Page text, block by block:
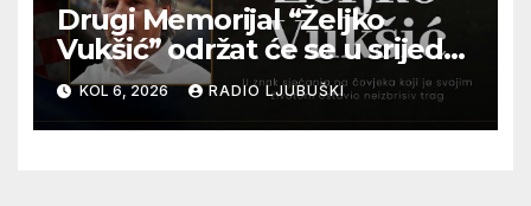
Drugi Memorijal “Željko
Vukšić” održat će se u srijedu
12. kolovoza u Otoku
KOL 6, 2026 RADIO LJUBUŠKI